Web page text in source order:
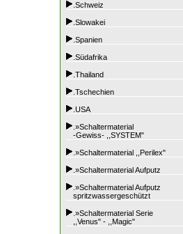
.Schweiz
.Slowakei
.Spanien
.Südafrika
.Thailand
.Tschechien
.USA
.»Schaltermaterial
-Gewiss- ,,SYSTEM"
.»Schaltermaterial ,,Perilex"
.»Schaltermaterial Aufputz
.»Schaltermaterial Aufputz
spritzwassergeschützt
.»Schaltermaterial Serie
,,Venus" - ,,Magic"